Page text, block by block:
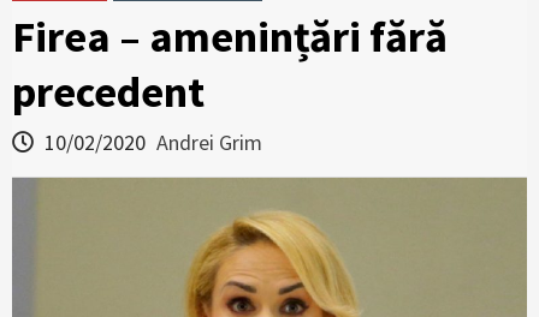
Firea – amenințări fără
precedent
10/02/2020 Andrei Grim